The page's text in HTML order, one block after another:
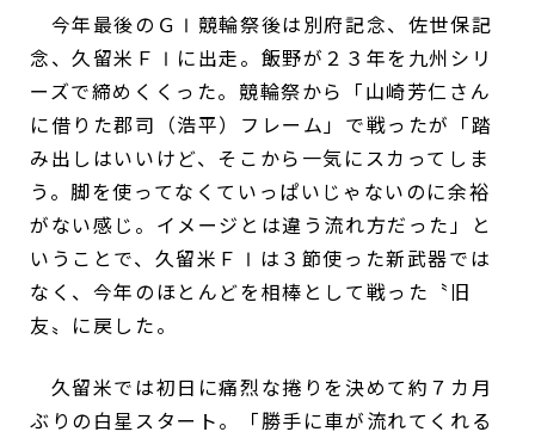
今年最後のＧⅠ競輪祭後は別府記念、佐世保記
念、久留米ＦⅠに出走。飯野が２３年を九州シリ
ーズで締めくくった。競輪祭から「山崎芳仁さん
に借りた郡司（浩平）フレーム」で戦ったが「踏
み出しはいいけど、そこから一気にスカってしま
う。脚を使ってなくていっぱいじゃないのに余裕
がない感じ。イメージとは違う流れ方だった」と
いうことで、久留米ＦⅠは３節使った新武器では
なく、今年のほとんどを相棒として戦った〝旧
友〟に戻した。
久留米では初日に痛烈な捲りを決めて約７カ月
ぶりの白星スタート。「勝手に車が流れてくれる